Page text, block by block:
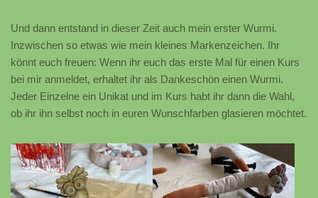
Und dann entstand in dieser Zeit auch mein erster Wurmi.
Inzwischen so etwas wie mein kleines Markenzeichen. Ihr
könnt euch freuen: Wenn ihr euch das erste Mal für einen Kurs
bei mir anmeldet, erhaltet ihr als Dankeschön einen Wurmi.
Jeder Einzelne ein Unikat und im Kurs habt ihr dann die Wahl,
ob ihr ihn selbst noch in euren Wunschfarben glasieren möchtet.